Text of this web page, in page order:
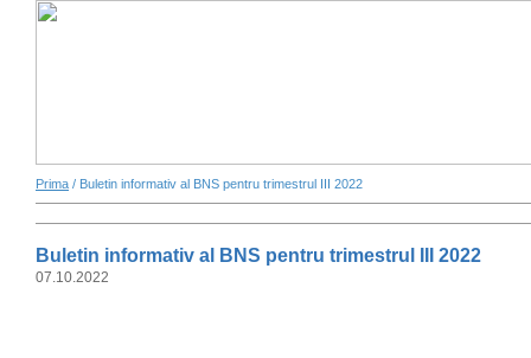
Prima / Buletin informativ al BNS pentru trimestrul III 2022
Buletin informativ al BNS pentru trimestrul III 2022
07.10.2022